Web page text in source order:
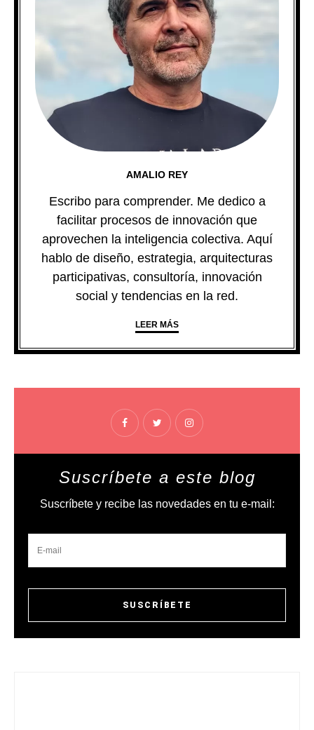
AMALIO REY
Escribo para comprender. Me dedico a
facilitar procesos de innovación que
aprovechen la inteligencia colectiva. Aquí
hablo de diseño, estrategia, arquitecturas
participativas, consultoría, innovación
social y tendencias en la red.
LEER MÁS
Suscríbete a este blog
Suscríbete y recibe las novedades en tu e-mail: